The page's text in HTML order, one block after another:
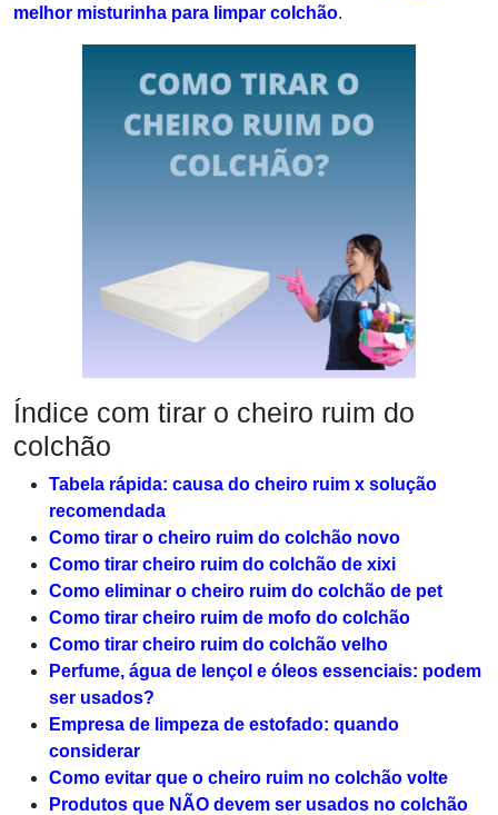
melhor misturinha para limpar colchão.
Índice com tirar o cheiro ruim do
colchão
Tabela rápida: causa do cheiro ruim x solução
recomendada
Como tirar o cheiro ruim do colchão novo
Como tirar cheiro ruim do colchão de xixi
Como eliminar o cheiro ruim do colchão de pet
Como tirar cheiro ruim de mofo do colchão
Como tirar cheiro ruim do colchão velho
Perfume, água de lençol e óleos essenciais: podem
ser usados?
Empresa de limpeza de estofado: quando
considerar
Como evitar que o cheiro ruim no colchão volte
Produtos que NÃO devem ser usados no colchão